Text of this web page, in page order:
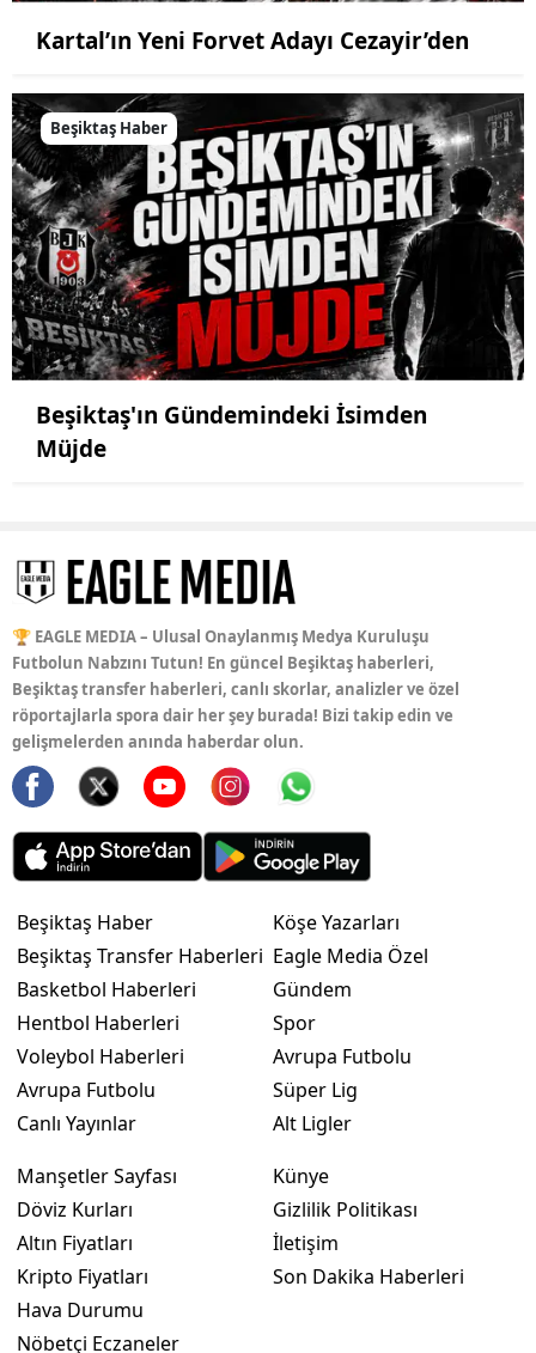
Kartal’ın Yeni Forvet Adayı Cezayir’den
Beşiktaş Haber
Beşiktaş'ın Gündemindeki İsimden
Müjde
🏆 EAGLE MEDIA – Ulusal Onaylanmış Medya Kuruluşu
Futbolun Nabzını Tutun! En güncel Beşiktaş haberleri,
Beşiktaş transfer haberleri, canlı skorlar, analizler ve özel
röportajlarla spora dair her şey burada! Bizi takip edin ve
gelişmelerden anında haberdar olun.
Beşiktaş Haber
Beşiktaş Transfer Haberleri
Basketbol Haberleri
Hentbol Haberleri
Voleybol Haberleri
Avrupa Futbolu
Canlı Yayınlar
Köşe Yazarları
Eagle Media Özel
Gündem
Spor
Avrupa Futbolu
Süper Lig
Alt Ligler
Manşetler Sayfası
Döviz Kurları
Altın Fiyatları
Kripto Fiyatları
Hava Durumu
Nöbetçi Eczaneler
Künye
Gizlilik Politikası
İletişim
Son Dakika Haberleri